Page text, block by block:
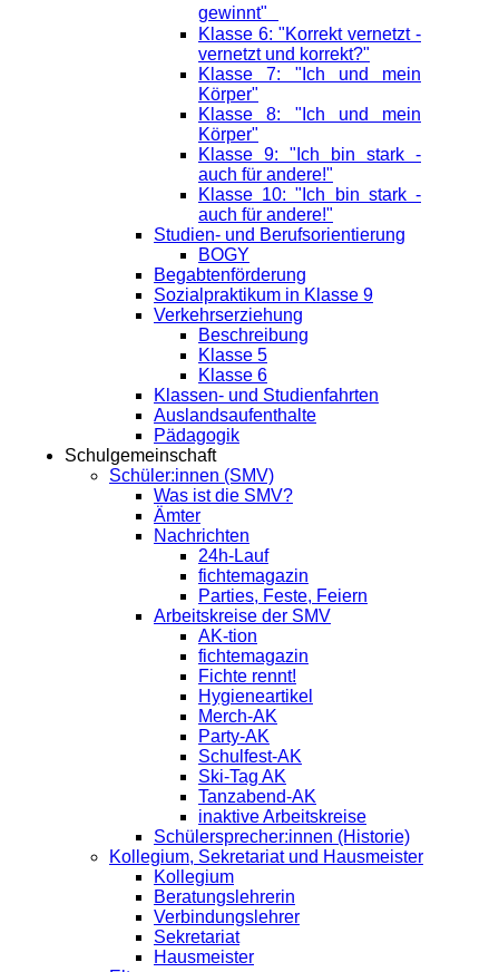
gewinnt"
Klasse 6: "Korrekt vernetzt -
vernetzt und korrekt?"
Klasse 7: "Ich und mein
Körper"
Klasse 8: "Ich und mein
Körper"
Klasse 9: "Ich bin stark -
auch für andere!"
Klasse 10: "Ich bin stark -
auch für andere!"
Studien- und Berufsorientierung
BOGY
Begabtenförderung
Sozialpraktikum in Klasse 9
Verkehrserziehung
Beschreibung
Klasse 5
Klasse 6
Klassen- und Studienfahrten
Auslandsaufenthalte
Pädagogik
Schulgemeinschaft
Schüler:innen (SMV)
Was ist die SMV?
Ämter
Nachrichten
24h-Lauf
fichtemagazin
Parties, Feste, Feiern
Arbeitskreise der SMV
AK-tion
fichtemagazin
Fichte rennt!
Hygieneartikel
Merch-AK
Party-AK
Schulfest-AK
Ski-Tag AK
Tanzabend-AK
inaktive Arbeitskreise
Schülersprecher:innen (Historie)
Kollegium, Sekretariat und Hausmeister
Kollegium
Beratungslehrerin
Verbindungslehrer
Sekretariat
Hausmeister